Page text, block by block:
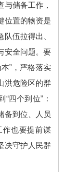
储备工作，
位置的物资是
伍拉得出、
安全问题。要
”，严格落实
洪危险区的群
四个到位”：
备到位、人员
作也要提前谋
决守护人民群